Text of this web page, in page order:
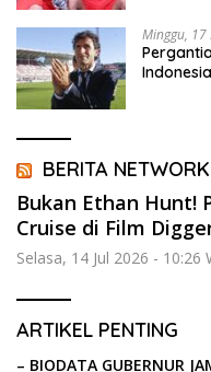
Minggu, 17
BERITA NETWORK
Bukan Ethan Hunt!
Cruise di Film
Selasa, 14 Jul 2026 - 10:26
ARTIKEL PENTING
– BIODATA GUBERNUR